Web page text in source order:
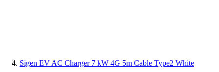
Sigen EV AC Charger 7 kW 4G 5m Cable Type2 White